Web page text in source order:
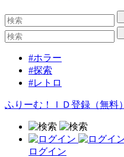
#ホラー
#探索
#レトロ
ふりーむ！ＩＤ登録（無料）
ログイン